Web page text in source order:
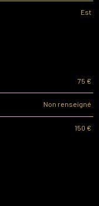
Est
75 €
Non renseigné
150 €